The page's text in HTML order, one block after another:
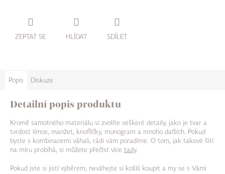
ZEPTAT SE HLÍDAT SDÍLET
Popis Diskuze
Detailní popis produktu
Kromě samotného materiálu si zvolíte veškeré detaily, jako je tvar a
tvrdost límce, manžet, knoflíčky, monogram a mnoho dalších. Pokud
byste s kombinacemi váhali, rádi vám poradíme. O tom, jak takové šití
na míru probíhá, si můžete přečíst více tady.
Pokud jste si jistí výběrem, neváhejte si košili koupit a my se s Vámi